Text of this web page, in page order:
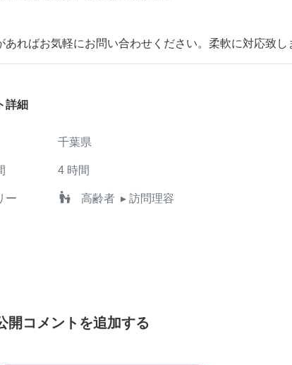
あればお気軽にお問い合わせください。柔軟に対応致し
詳細
千葉県
4 時間
ー escalator_warning 高齢者 ▸ 訪問理容
開コメントを追加する